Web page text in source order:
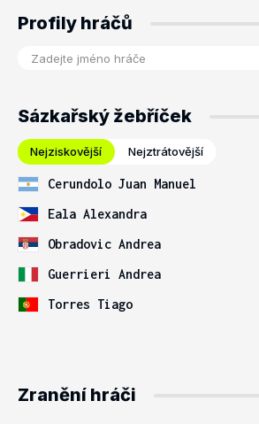
Profily hráčů
Sázkařský žebříček
Nejziskovější Nejztrátovější
Cerundolo Juan Manuel
Eala Alexandra
Obradovic Andrea
Guerrieri Andrea
Torres Tiago
Zranění hráči